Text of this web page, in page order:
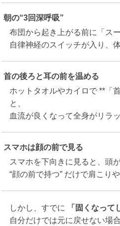
朝の“3回深呼吸”
布団から起き上がる前に「ス
自律神経のスイッチが入り、
首の後ろと耳の前を温める
ホットタオルやカイロで **「
と、
血流が良くなって全身がリラ
スマホは顔の前で見る
スマホを下向きに見ると、頭
“顔の前で持つ” だけで肩こり
しかし、すでに 「固くなって
自分だけでは元に戻せない場